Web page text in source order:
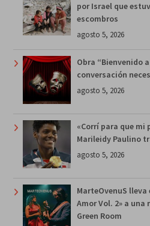
por Israel que
escombros
agosto 5, 2026
Obra “Bienvenido
conversación
agosto 5, 2026
«Corrí para que mi
Marileidy Paulino
agosto 5, 2026
MarteOvenuS
Amor Vol. 2» a
Green Room